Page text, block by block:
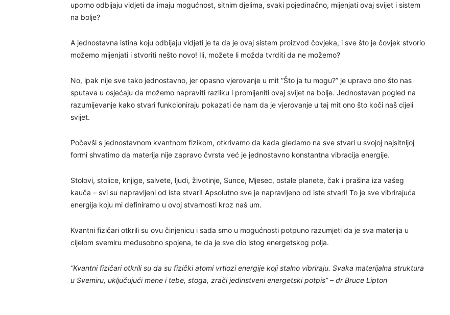
uporno odbijaju vidjeti da imaju mogućnost, sitnim djelima, svaki pojedinačno, mijenjati ovaj svijet i sistem
na bolje?
A jednostavna istina koju odbijaju vidjeti je ta da je ovaj sistem proizvod čovjeka, i sve što je čovjek stvorio
možemo mijenjati i stvoriti nešto novo! Ili, možete li možda tvrditi da ne možemo?
No, ipak nije sve tako jednostavno, jer opasno vjerovanje u mit “Što ja tu mogu?” je upravo ono što nas
sputava u osjećaju da možemo napraviti razliku i promijeniti ovaj svijet na bolje. Jednostavan pogled na
razumijevanje kako stvari funkcioniraju pokazati će nam da je vjerovanje u taj mit ono što koči naš cijeli
svijet.
Počevši s jednostavnom kvantnom fizikom, otkrivamo da kada gledamo na sve stvari u svojoj najsitnijoj
formi shvatimo da materija nije zapravo čvrsta već je jednostavno konstantna vibracija energije.
Stolovi, stolice, knjige, salvete, ljudi, životinje, Sunce, Mjesec, ostale planete, čak i prašina iza vašeg
kauča – svi su napravljeni od iste stvari! Apsolutno sve je napravljeno od iste stvari! To je sve vibrirajuća
energija koju mi definiramo u ovoj stvarnosti kroz naš um.
Kvantni fizičari otkrili su ovu činjenicu i sada smo u mogućnosti potpuno razumjeti da je sva materija u
cijelom svemiru međusobno spojena, te da je sve dio istog energetskog polja.
“Kvantni fizičari otkrili su da su fizički atomi vrtlozi energije koji stalno vibriraju. Svaka materijalna struktura
u Svemiru, uključujući mene i tebe, stoga, zrači jedinstveni energetski potpis” – dr Bruce Lipton